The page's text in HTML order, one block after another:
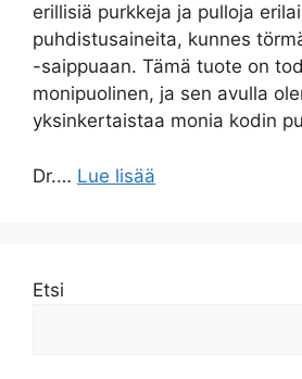
erillisiä purkkeja ja pulloja
puhdistusaineita, kunnes
-saippuaan. Tämä tuote on
monipuolinen, ja sen avulla
yksinkertaistaa monia kodin
Dr.… Lue lisää
Etsi